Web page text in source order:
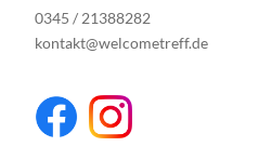
0345 / 21388282
kontakt@welcometreff.de